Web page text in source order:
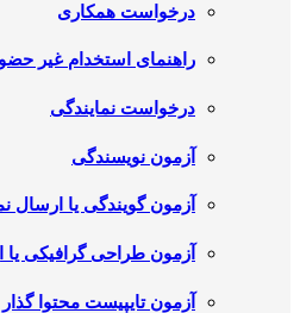
درخواست همکاری
راهنمای استخدام غیر
درخواست نمایندگی
آزمون نویسندگی
آزمون گویندگی یا ارسال
آزمون طراحی گرافیکی یا
آزمون تایپیست محتوا گذار